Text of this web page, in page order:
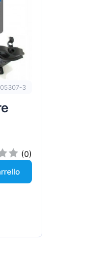
Toyota
3
(0)